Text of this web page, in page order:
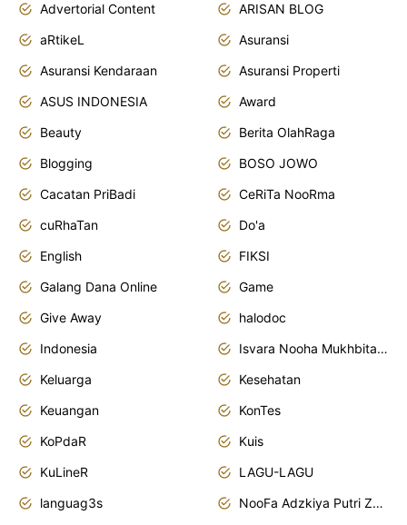
Advertorial Content
ARISAN BLOG
aRtikeL
Asuransi
Asuransi Kendaraan
Asuransi Properti
ASUS INDONESIA
Award
Beauty
Berita OlahRaga
Blogging
BOSO JOWO
Cacatan PriBadi
CeRiTa NooRma
cuRhaTan
Do'a
English
FIKSI
Galang Dana Online
Game
Give Away
halodoc
Indonesia
Isvara Nooha Mukhbita Zain
Keluarga
Kesehatan
Keuangan
KonTes
KoPdaR
Kuis
KuLineR
LAGU-LAGU
languag3s
NooFa Adzkiya Putri Zain